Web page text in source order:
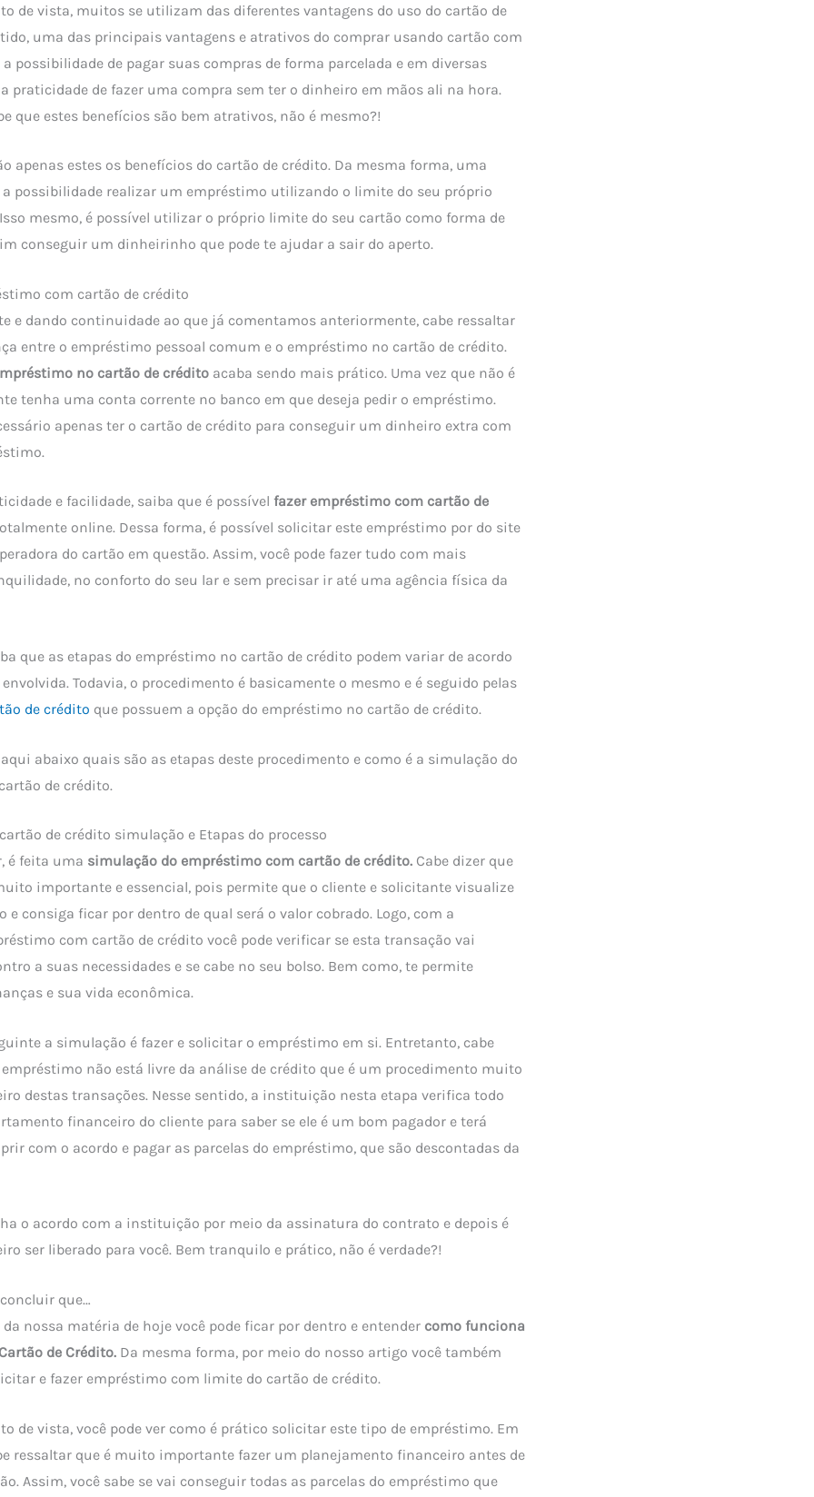
de vista, muitos se utilizam das diferentes vantagens do uso do cartão de
uma das principais vantagens e atrativos do comprar usando cartão com
possibilidade de pagar suas compras de forma parcelada e em diversas
a praticidade de fazer uma compra sem ter o dinheiro em mãos ali na hora.
que estes benefícios são bem atrativos, não é mesmo?!
apenas estes os benefícios do cartão de crédito. Da mesma forma, uma
possibilidade realizar um empréstimo utilizando o limite do seu próprio
Isso mesmo, é possível utilizar o próprio limite do seu cartão como forma de
conseguir um dinheirinho que pode te ajudar a sair do aperto.
com cartão de crédito
e dando continuidade ao que já comentamos anteriormente, cabe ressaltar
entre o empréstimo pessoal comum e o empréstimo no cartão de crédito.
no cartão de crédito acaba sendo mais prático. Uma vez que não é
tenha uma conta corrente no banco em que deseja pedir o empréstimo.
apenas ter o cartão de crédito para conseguir um dinheiro extra com
e facilidade, saiba que é possível fazer empréstimo com cartão de
online. Dessa forma, é possível solicitar este empréstimo por do site
do cartão em questão. Assim, você pode fazer tudo com mais
no conforto do seu lar e sem precisar ir até uma agência física da
que as etapas do empréstimo no cartão de crédito podem variar de acordo
Todavia, o procedimento é basicamente o mesmo e é seguido pelas
de crédito que possuem a opção do empréstimo no cartão de crédito.
abaixo quais são as etapas deste procedimento e como é a simulação do
de crédito.
de crédito simulação e Etapas do processo
é feita uma simulação do empréstimo com cartão de crédito. Cabe dizer que
importante e essencial, pois permite que o cliente e solicitante visualize
e consiga ficar por dentro de qual será o valor cobrado. Logo, com a
com cartão de crédito você pode verificar se esta transação vai
a suas necessidades e se cabe no seu bolso. Bem como, te permite
e sua vida econômica.
a simulação é fazer e solicitar o empréstimo em si. Entretanto, cabe
não está livre da análise de crédito que é um procedimento muito
destas transações. Nesse sentido, a instituição nesta etapa verifica todo
financeiro do cliente para saber se ele é um bom pagador e terá
com o acordo e pagar as parcelas do empréstimo, que são descontadas da
o acordo com a instituição por meio da assinatura do contrato e depois é
ser liberado para você. Bem tranquilo e prático, não é verdade?!
que…
nossa matéria de hoje você pode ficar por dentro e entender como funciona
de Crédito. Da mesma forma, por meio do nosso artigo você também
e fazer empréstimo com limite do cartão de crédito.
de vista, você pode ver como é prático solicitar este tipo de empréstimo. Em
ressaltar que é muito importante fazer um planejamento financeiro antes de
Assim, você sabe se vai conseguir todas as parcelas do empréstimo que